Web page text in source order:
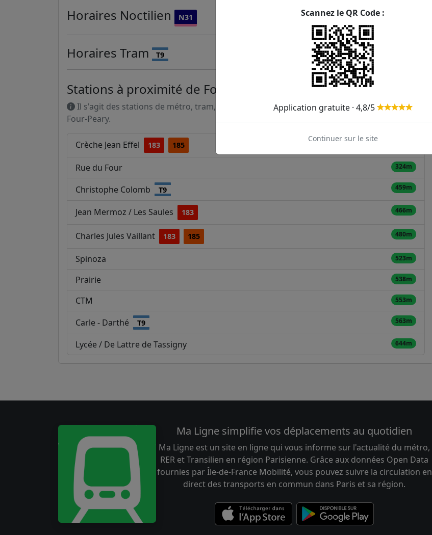
Horaires Noctilien N31
Horaires Tram T9
Stations à proximité de Four - Peary
Il s'agit des stations de métro, tram, RER et transilien situées à moins de 1km du tram
Four-Peary.
Crèche Jean Effel 183 185
Rue du Four 324m
Christophe Colomb T9 459m
Jean Mermoz / Les Saules 183 466m
Charles Jules Vaillant 183 185 480m
Spinoza 523m
Prairie 538m
CTM 553m
Carle - Darthé T9 563m
Lycée / De Lattre de Tassigny 644m
Ma Ligne simplifie vos déplacements au quotidien
Ma Ligne est un site en ligne qui vous informe sur l'actualité du métro,
RER et Transilien en région Parisienne. Grâce aux données Open Data
fournies par Île-de-France Mobilité, vous pouvez suivre la circulation en
direct des transports en commun dans Paris et sa région.
Scannez le QR Code :
Application gratuite · 4,8/5
Continuer sur le site